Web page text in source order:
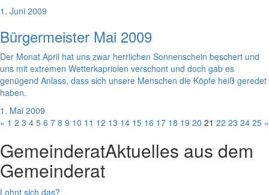
1. Juni 2009
Bürgermeister Mai 2009
Der Monat April hat uns zwar herrlichen Sonnenschein beschert und
uns mit extremen Wetterkapriolen verschont und doch gab es
genügend Anlass, dass sich unsere Menschen die Köpfe heiß geredet
haben.
1. Mai 2009
« 1 2 3 4 5 6 7 8 9 10 11 12 13 14 15 16 17 18 19 20 21 22 23 24 25 »
GemeinderatAktuelles aus dem
Gemeinderat
Lohnt sich das?